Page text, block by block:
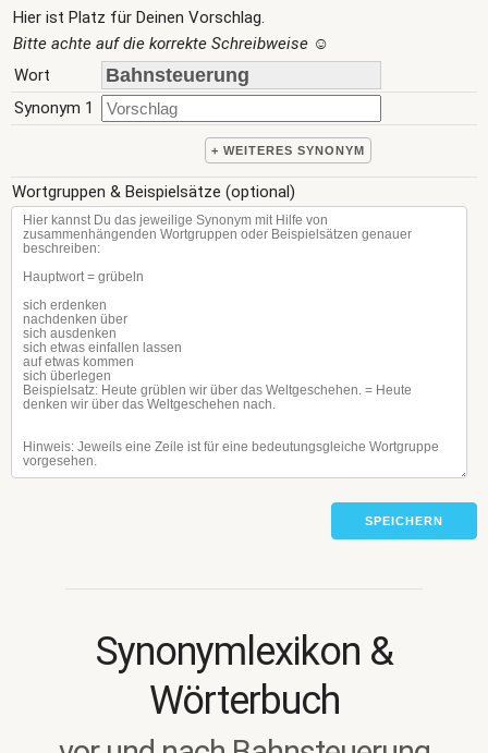
Hier ist Platz für Deinen Vorschlag.
Bitte achte auf die korrekte Schreibweise ☺
Wort
Synonym 1
+ WEITERES SYNONYM
Wortgruppen & Beispielsätze (optional)
SPEICHERN
Synonymlexikon &
Wörterbuch